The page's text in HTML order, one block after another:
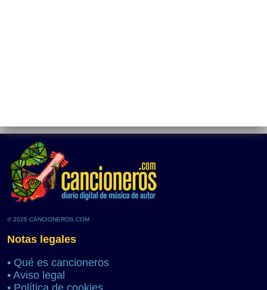
© 2026 CANCIONEROS.COM
Notas legales
• Qué es cancioneros
• Aviso legal
• Política de cookies